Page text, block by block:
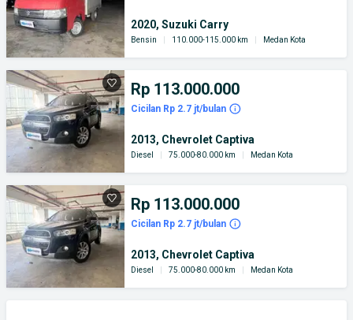
2020, Suzuki Carry
Bensin 110.000-115.000 km Medan Kota
Rp 113.000.000
Cicilan Rp 2.7 jt/bulan
2013, Chevrolet Captiva
Diesel 75.000-80.000 km Medan Kota
Rp 113.000.000
Cicilan Rp 2.7 jt/bulan
2013, Chevrolet Captiva
Diesel 75.000-80.000 km Medan Kota